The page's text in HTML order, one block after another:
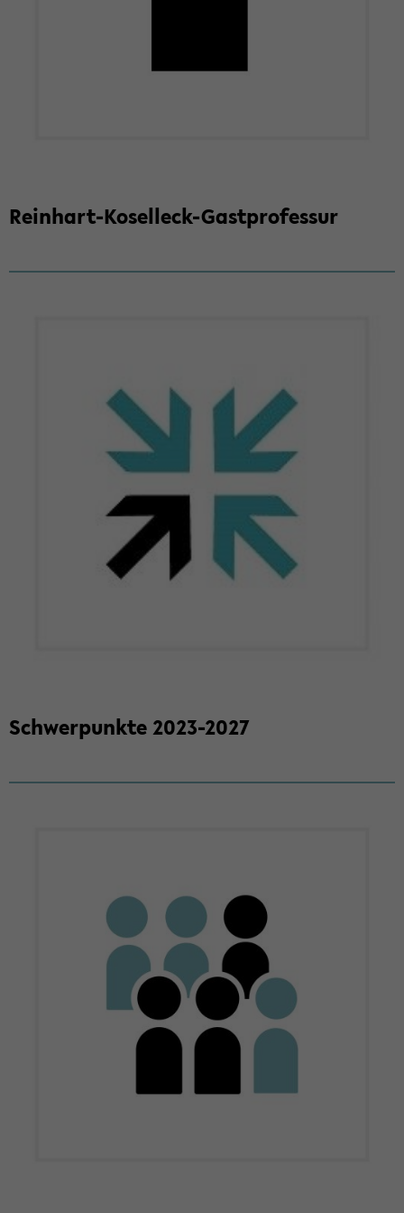
Reinhart-​Koselleck-Gastprofessur
Schwer­punk­te 2023-​2027